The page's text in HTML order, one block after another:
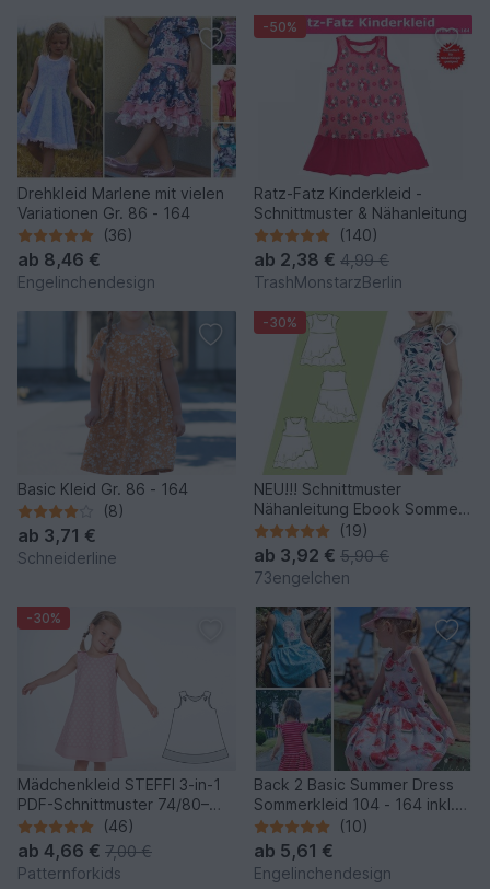
Drehkleid Marlene mit vielen
Variationen Gr. 86 - 164
(36)
ab 8,46 €
Engelinchendesign
-50%
Ratz-Fatz Kinderkleid -
Schnittmuster & Nähanleitung
(140)
ab 2,38 € 4,99 €
TrashMonstarzBerlin
Basic Kleid Gr. 86 - 164
(8)
ab 3,71 €
Schneiderline
-30%
NEU!!! Schnittmuster
Nähanleitung Ebook Sommer
Jerseykleid mit Beamer Datei
(19)
ab 3,92 € 5,90 €
73engelchen
-30%
Mädchenkleid STEFFI 3-in-1
PDF-Schnittmuster 74/80–
146/152
(46)
ab 4,66 € 7,00 €
Patternforkids
Back 2 Basic Summer Dress
Sommerkleid 104 - 164 inkl.
A0
(10)
ab 5,61 €
Engelinchendesign